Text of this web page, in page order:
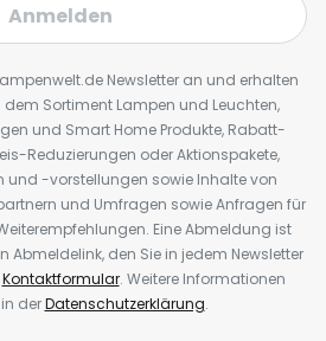
Anmelden
Newsletter an und erhalten
Sortiment Lampen und Leuchten,
und Smart Home Produkte, Rabatt-
Reduzierungen oder Aktionspakete,
und -vorstellungen sowie Inhalte von
und Umfragen sowie Anfragen für
Eine Abmeldung ist
Abmeldelink, den Sie in jedem Newsletter
Kontaktformular. Weitere Informationen
derDatenschutzerklärung.